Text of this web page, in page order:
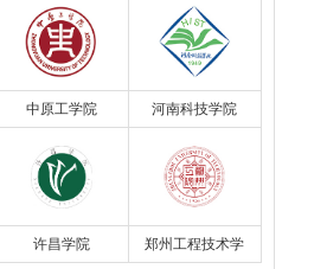
学
中原工学院 河南科技学院
许昌学院 郑州工程技术学